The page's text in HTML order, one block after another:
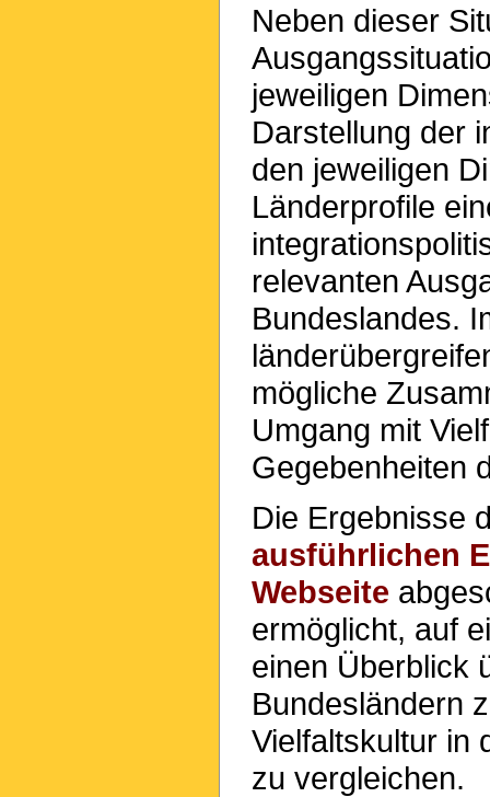
Neben dieser
jeweiligen
Darstellung der
den jeweiligen
Länderprofile
relevanten
Bundeslandes.
mögliche
Umgang mit
Gegebenheiten
Die Ergebnisse
ausführlichen
Webseite
ermöglicht, auf
einen Überblick
Bundesländern
Vielfaltskultur in
zu vergleichen.